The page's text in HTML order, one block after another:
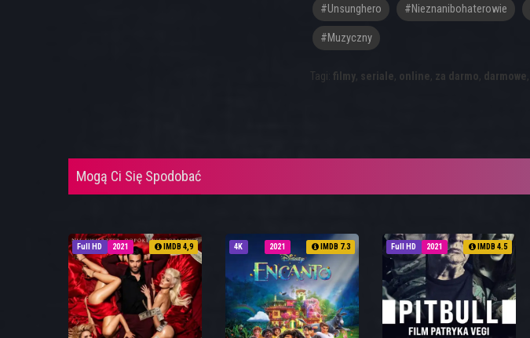
#unsunghero #nieznanibohaterowie
#muzyczny
Tagi: filmy, seriale, online, za darmo, darmowe,
Mogą Ci Się Spodobać
Full HD 2021 IMDB 4,9 4K 2021 IMDB 7.3 Full HD 2021 IMDB 4.5